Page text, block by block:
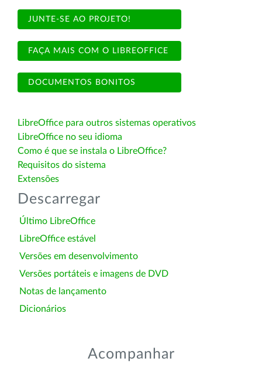
JUNTE-SE AO PROJETO!
FAÇA MAIS COM O LIBREOFFICE
DOCUMENTOS BONITOS
LibreOffice para outros sistemas operativos
LibreOffice no seu idioma
Como é que se instala o LibreOffice?
Requisitos do sistema
Extensões
Descarregar
Último LibreOffice
LibreOffice estável
Versões em desenvolvimento
Versões portáteis e imagens de DVD
Notas de lançamento
Dicionários
Acompanhar